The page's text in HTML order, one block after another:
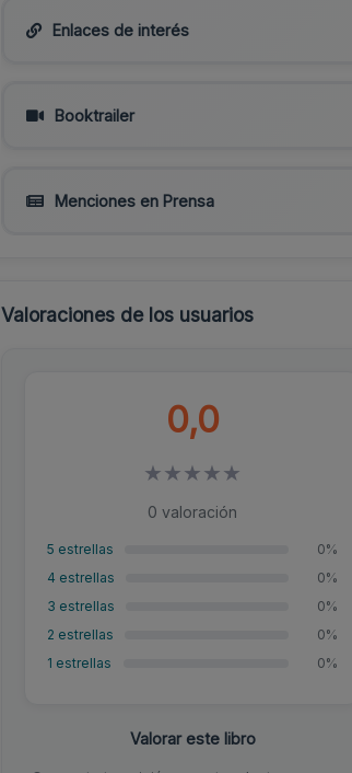
Enlaces de interés
Booktrailer
Menciones en Prensa
Valoraciones de los usuarios
0,0
★★★★★
0 valoración
5 estrellas
0%
4 estrellas
0%
3 estrellas
0%
2 estrellas
0%
1 estrellas
0%
Valorar este libro